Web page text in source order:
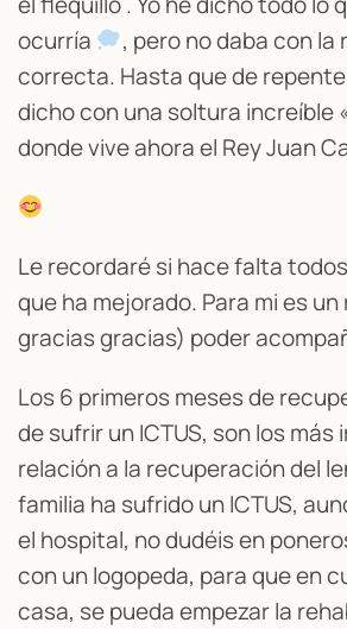
ocurría
, pero no daba con la
correcta. Hasta que de
dicho con una soltura increíble
donde vive ahora el Rey Juan
Le recordaré si hace falta
que ha mejorado. Para mi es
gracias gracias) poder
Los 6 primeros meses de
de sufrir un ICTUS, son los
relación a la recuperación del
familia ha sufrido un ICTUS,
el hospital, no dudéis en
con un logopeda, para que en
casa, se pueda empezar la